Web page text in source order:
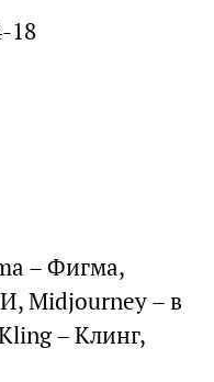
18
– Фигма,
Midjourney – в
– Клинг,